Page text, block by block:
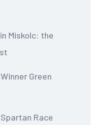
Miskolc: the
Green
Race